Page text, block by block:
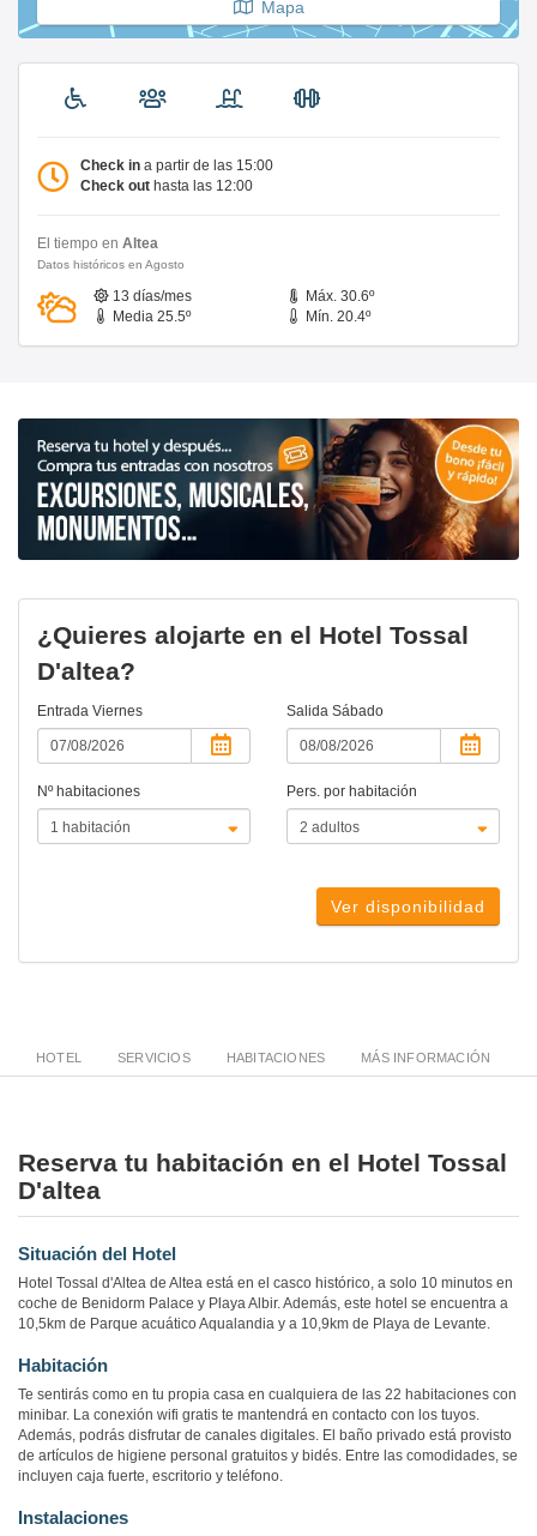
Mapa
Check in a partir de las 15:00
Check out hasta las 12:00
El tiempo en Altea
Datos históricos en Agosto
13 días/mes
Máx. 30.6º
Media 25.5º
Mín. 20.4º
¿Quieres alojarte en el Hotel Tossal
D'altea?
Entrada Viernes Salida Sábado
Nº habitaciones Pers. por habitación
Ver disponibilidad
HOTEL SERVICIOS HABITACIONES MÁS INFORMACIÓN
Reserva tu habitación en el Hotel Tossal
D'altea
Situación del Hotel
Hotel Tossal d'Altea de Altea está en el casco histórico, a solo 10 minutos en
coche de Benidorm Palace y Playa Albir. Además, este hotel se encuentra a
10,5km de Parque acuático Aqualandia y a 10,9km de Playa de Levante.
Habitación
Te sentirás como en tu propia casa en cualquiera de las 22 habitaciones con
minibar. La conexión wifi gratis te mantendrá en contacto con los tuyos.
Además, podrás disfrutar de canales digitales. El baño privado está provisto
de artículos de higiene personal gratuitos y bidés. Entre las comodidades, se
incluyen caja fuerte, escritorio y teléfono.
Instalaciones